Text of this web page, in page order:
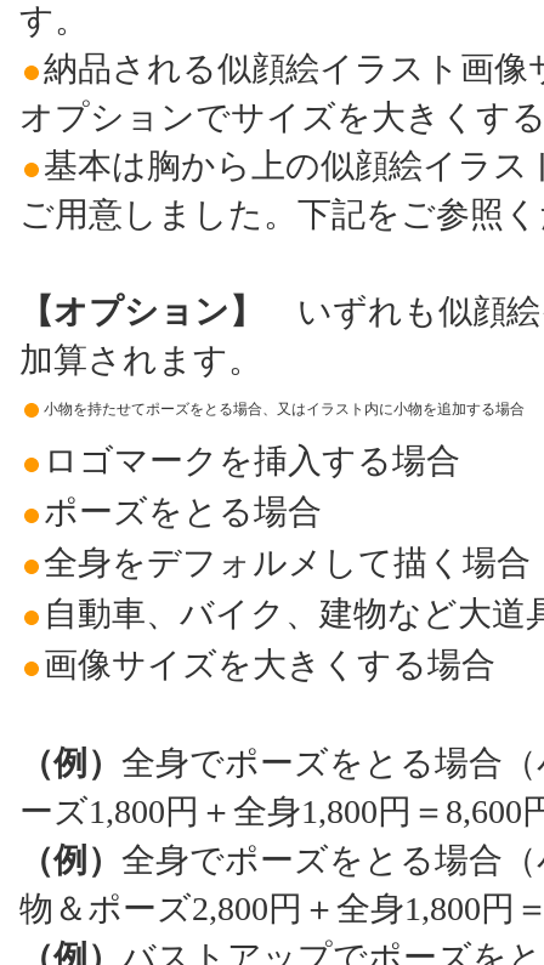
す。
納品される似顔絵イラスト画
オプションでサイズを大きくす
基本は胸から上の似顔絵イラ
ご用意しました。下記をご参照
【オプション】
いずれも似顔絵
加算されます。
小物を持たせてポーズをとる場合、又はイラスト内に小物を追加する場合
ロゴマークを挿入する場合
ポーズをとる場合
全身をデフォルメして描く場合
自動車、バイク、建物など大道
画像サイズを大きくする場合
（例） 全身でポーズをとる場合
ーズ1,800円＋全身1,800円＝8,600
（例） 全身でポーズをとる場合
物＆ポーズ2,800円＋全身1,800円
（例） バストアップでポーズを